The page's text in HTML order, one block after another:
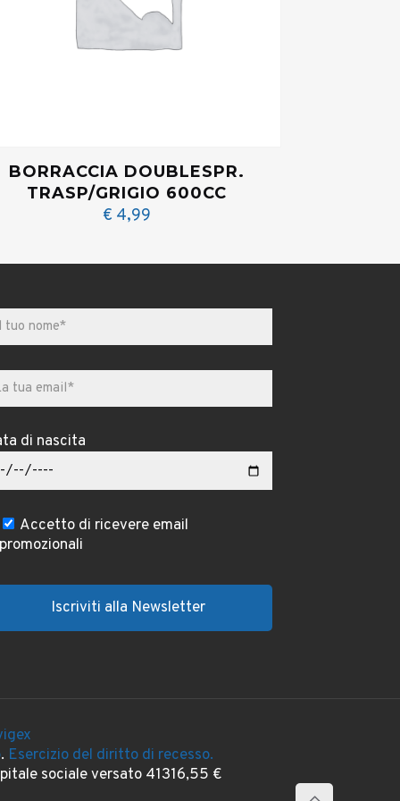
BORRACCIA DOUBLESPR.
TRASP/GRIGIO 600CC
€ 4,99
di nascita
Accetto di ricevere email
. Esercizio del diritto di recesso.
sociale versato 41316,55 €